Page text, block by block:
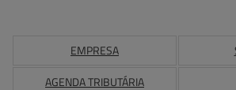
EMPRESA
AGENDA TRIBUTÁRIA